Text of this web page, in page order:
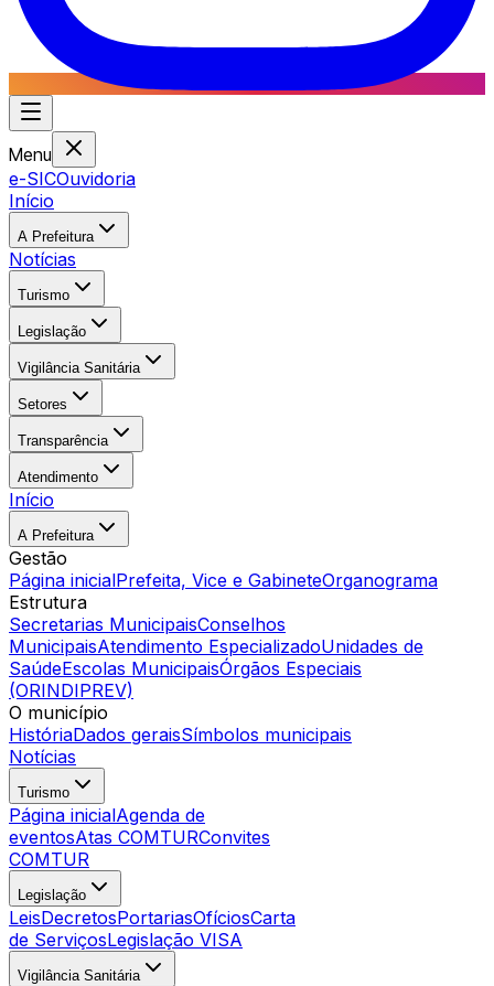
Menu
e-SICOuvidoria
Início
A Prefeitura
Notícias
Turismo
Legislação
Vigilância Sanitária
Setores
Transparência
Atendimento
Início
A Prefeitura
Gestão
Página inicialPrefeita, Vice e GabineteOrganograma
Estrutura
Secretarias MunicipaisConselhos
MunicipaisAtendimento EspecializadoUnidades de
SaúdeEscolas MunicipaisÓrgãos Especiais
(ORINDIPREV)
O município
HistóriaDados geraisSímbolos municipais
Notícias
Turismo
Página inicialAgenda de
eventosAtas COMTURConvites
COMTUR
Legislação
LeisDecretosPortariasOfíciosCarta
de ServiçosLegislação VISA
Vigilância Sanitária